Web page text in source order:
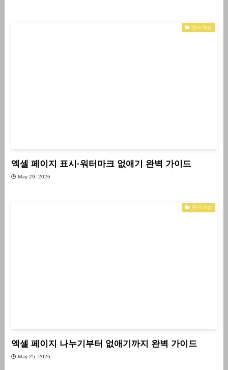
문서 작성
엑셀 페이지 표시·워터마크 없애기 완벽 가이드
May 29, 2026
문서 작성
엑셀 페이지 나누기부터 없애기까지 완벽 가이드
May 25, 2026